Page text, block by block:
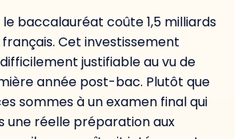
baccalauréat coûte 1,5 milliards
français. Cet investissement
justifiable au vu de
année post-bac. Plutôt que
sommes à un examen final qui
une réelle préparation aux